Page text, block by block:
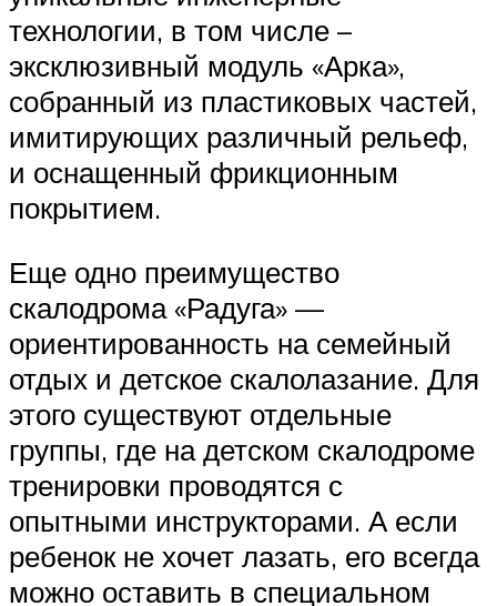
технологии, в том числе –
эксклюзивный модуль «Арка»,
собранный из пластиковых частей,
имитирующих различный рельеф,
и оснащенный фрикционным
покрытием.
Еще одно преимущество
скалодрома «Радуга» —
ориентированность на семейный
отдых и детское скалолазание. Для
этого существуют отдельные
группы, где на детском скалодроме
тренировки проводятся с
опытными инструкторами. А если
ребенок не хочет лазать, его всегда
можно оставить в специальном